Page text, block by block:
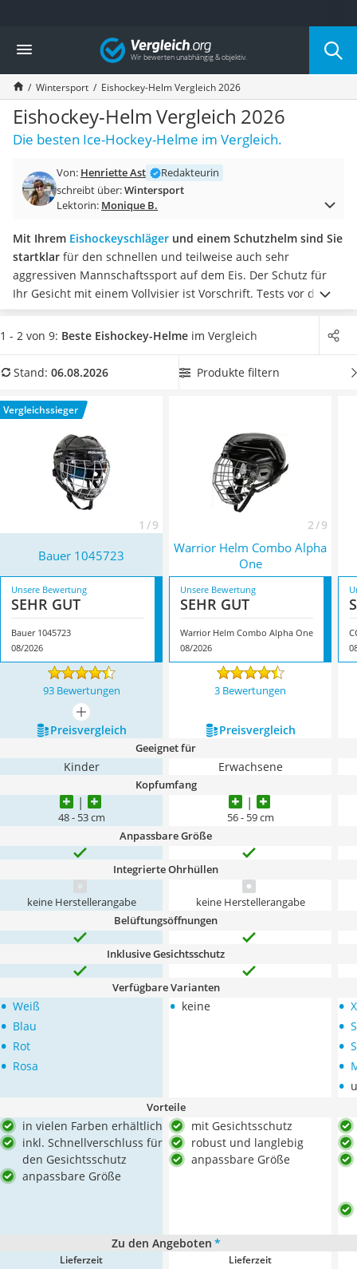
Die beliebtesten Vergleiche nach Kategorie
Freizeit & Sport
Gartentrampolin
Trampolin
Metalldetektor
Eufab-Fahrradträger
Trampolin 366 cm
Aluminium-Koffer
Futterboot
E-Bike-Dreirad
Trekkingschuhe Herren
Reisetasche mit Rollen
Klimmzugstation
Koffer
Nachtsichtgerät
Handgepäck-Koffer
Wanderschuhe Herren
Sicherheitsweste Reiten
Vergleich
Wintersport Eishockey-Helm Vergleich 2026
Eishockey-Helm Vergleich 2026
Die besten Ice-Hockey-Helme im Vergleich.
Von: Henriette Ast
Redakteurin
schreibt über:Wintersport
Lektorin: Monique B.
Mit Ihrem Eishockeyschläger und einem Schutzhelm sind Sie
startklar für den schnellen und teilweise auch sehr
aggressiven Mannschaftssport auf dem Eis. Der Schutz für
Ihr Gesicht mit einem Vollvisier ist Vorschrift. Tests vor der
Zulassung stellen sicher, dass die Helme robust genug für
das Eis sind. Wählen Sie jetzteinen Eishockey-Helm mit
Größeaus unserer Vergleichstabelle. Überzeugt hat uns hier
seinen Eigenschaften.
1 - 2 von 9: Beste Eishockey-Helme im Vergleich
Stand: 06.08.2026 Produkte filtern
Vergleichssieger
1 / 9 2 / 9
Bauer 1045723
Warrior Helm Combo Alpha
One
Unsere Bewertung
SEHR GUT
Bauer 1045723
08/2026
Unsere Bewertung
SEHR GUT
Warrior Helm Combo Alpha One
08/2026
93 Bewertungen 3 Bewertungen
mehr anzeigen
Preis­vergleich
Preis­vergleich
Geeignet für
Kinder Erwachsene
Kopfumfang
48 - 53 cm 56 - 59 cm
Anpassbare Größe
Integrierte Ohrhüllen
keine Herstellerangabe keine Herstellerangabe
Belüftungsöffnungen
Inklusive Gesichtsschutz
Verfügbare Varianten
• Weiß
• Blau
• Rot
• Rosa
• keine •
•
•
•
•
Vorteile
in vielen Farben erhältlich
inkl. Schnellverschluss für
den Gesichtsschutz
anpassbare Größe
mit Gesichtsschutz
robust und langlebig
anpassbare Größe
Zu den Angeboten *
Lieferzeit Lieferzeit